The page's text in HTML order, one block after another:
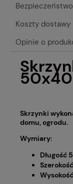
Bezpieczeństwo
Koszty dostawy
Cena nie
Opinie o
Skrzynki
domu, ogrodu.
Wymiary:
Długość